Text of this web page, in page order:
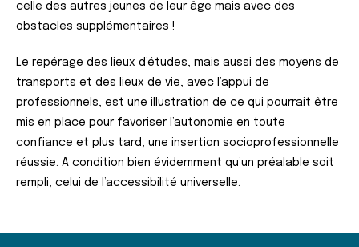
celle des autres jeunes de leur âge mais avec des
obstacles supplémentaires !
Le repérage des lieux d’études, mais aussi des moyens de
transports et des lieux de vie, avec l’appui de
professionnels, est une illustration de ce qui pourrait être
mis en place pour favoriser l’autonomie en toute
confiance et plus tard, une insertion socioprofessionnelle
réussie. A condition bien évidemment qu’un préalable soit
rempli, celui de l’accessibilité universelle.